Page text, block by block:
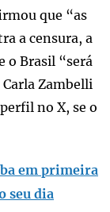
que “as
a censura, a
o Brasil “será
Zambelli
no X, se o
em primeira
seu dia